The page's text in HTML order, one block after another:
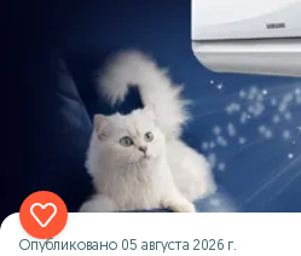
Опубликовано 05 августа 2026 г.